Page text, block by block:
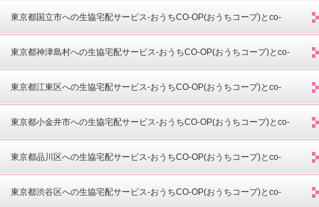
opdeli(コープデリ)-
東京都国立市への生協宅配サービス-おうちCO-OP(おうちコープ)とco-
opdeli(コープデリ)-
東京都神津島村への生協宅配サービス-おうちCO-OP(おうちコープ)とco-
opdeli(コープデリ)-
東京都江東区への生協宅配サービス-おうちCO-OP(おうちコープ)とco-
opdeli(コープデリ)-
東京都小金井市への生協宅配サービス-おうちCO-OP(おうちコープ)とco-
opdeli(コープデリ)-
東京都品川区への生協宅配サービス-おうちCO-OP(おうちコープ)とco-
opdeli(コープデリ)-
東京都渋谷区への生協宅配サービス-おうちCO-OP(おうちコープ)とco-